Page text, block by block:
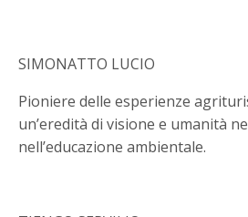
SIMONATTO LUCIO
Pioniere delle esperienze
un’eredità di visione e umanità
nell’educazione ambientale.